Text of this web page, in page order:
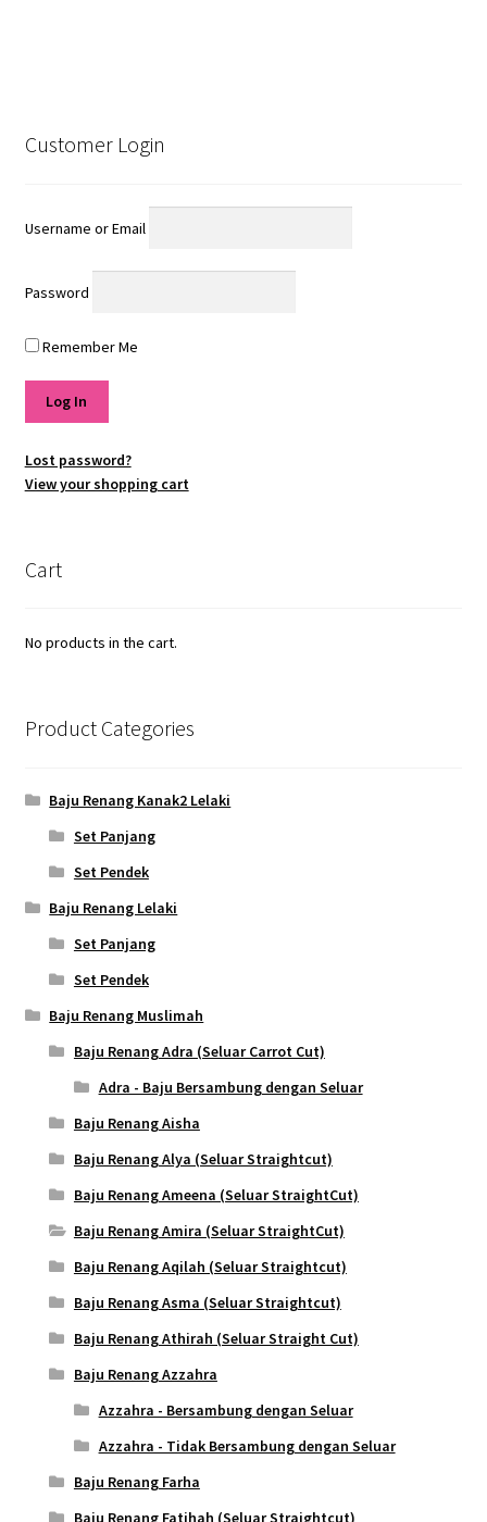
Customer Login
Username or Email
Password
Remember Me
Lost password?
View your shopping cart
Cart
No products in the cart.
Product Categories
Baju Renang Kanak2 Lelaki
Set Panjang
Set Pendek
Baju Renang Lelaki
Set Panjang
Set Pendek
Baju Renang Muslimah
Baju Renang Adra (Seluar Carrot Cut)
Adra - Baju Bersambung dengan Seluar
Baju Renang Aisha
Baju Renang Alya (Seluar Straightcut)
Baju Renang Ameena (Seluar StraightCut)
Baju Renang Amira (Seluar StraightCut)
Baju Renang Aqilah (Seluar Straightcut)
Baju Renang Asma (Seluar Straightcut)
Baju Renang Athirah (Seluar Straight Cut)
Baju Renang Azzahra
Azzahra - Bersambung dengan Seluar
Azzahra - Tidak Bersambung dengan Seluar
Baju Renang Farha
Baju Renang Fatihah (Seluar Straightcut)